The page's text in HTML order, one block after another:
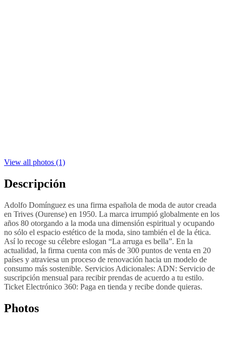
View all photos (1)
Descripción
Adolfo Domínguez es una firma española de moda de autor creada
en Trives (Ourense) en 1950. La marca irrumpió globalmente en los
años 80 otorgando a la moda una dimensión espiritual y ocupando
no sólo el espacio estético de la moda, sino también el de la ética.
Así lo recoge su célebre eslogan “La arruga es bella”. En la
actualidad, la firma cuenta con más de 300 puntos de venta en 20
países y atraviesa un proceso de renovación hacia un modelo de
consumo más sostenible. Servicios Adicionales: ADN: Servicio de
suscripción mensual para recibir prendas de acuerdo a tu estilo.
Ticket Electrónico 360: Paga en tienda y recibe donde quieras.
Photos